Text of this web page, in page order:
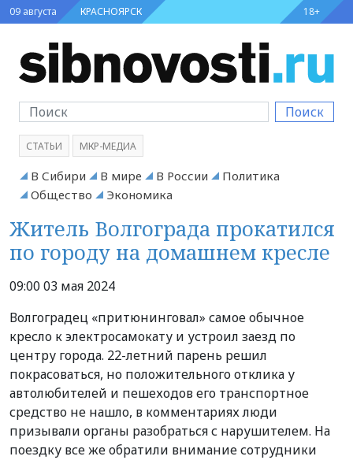
09 августа КРАСНОЯРСК 18+
Поиск
СТАТЬИ МКР-МЕДИА
В Сибири В мире В России
Политика
Общество
Экономика
Житель Волгограда прокатился
по городу на домашнем кресле
09:00 03 мая 2024
Волгоградец «притюнинговал» самое обычное
кресло к электросамокату и устроил заезд по
центру города. 22-летний парень решил
покрасоваться, но положительного отклика у
автолюбителей и пешеходов его транспортное
средство не нашло, в комментариях люди
призывали органы разобраться с нарушителем. На
поездку все же обратили внимание сотрудники